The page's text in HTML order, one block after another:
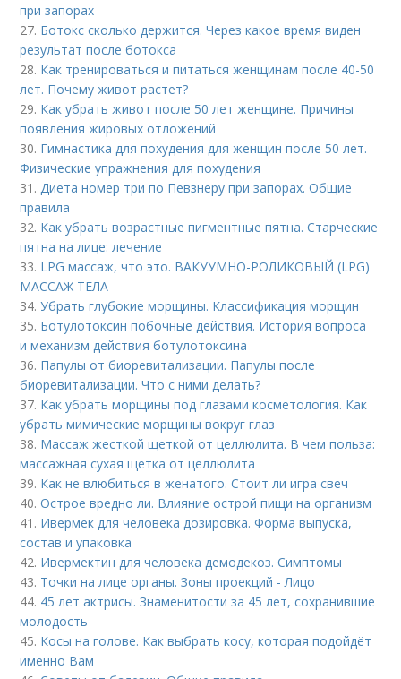
при запорах
27. Ботокс сколько держится. Через какое время виден
результат после ботокса
28. Как тренироваться и питаться женщинам после 40-50
лет. Почему живот растет?
29. Как убрать живот после 50 лет женщине. Причины
появления жировых отложений
30. Гимнастика для похудения для женщин после 50 лет.
Физические упражнения для похудения
31.Диета номер три по Певзнеру при запорах. Общие
правила
32. Как убрать возрастные пигментные пятна. Старческие
пятна на лице: лечение
33. LPG массаж, что это. ВАКУУМНО-РОЛИКОВЫЙ (LPG)
МАССАЖ ТЕЛА
34.Убрать глубокие морщины. Классификация морщин
35. Ботулотоксин побочные действия. История вопроса
и механизм действия ботулотоксина
36. Папулы от биоревитализации. Папулы после
биоревитализации. Что с ними делать?
37. Как убрать морщины под глазами косметология. Как
убрать мимические морщины вокруг глаз
38. Массаж жесткой щеткой от целлюлита. В чем польза:
массажная сухая щетка от целлюлита
39. Как не влюбиться в женатого. Стоит ли игра свеч
40.Острое вредно ли. Влияние острой пищи на организм
41. Ивермек для человека дозировка. Форма выпуска,
состав и упаковка
42. Ивермектин для человека демодекоз. Симптомы
43. Точки на лице органы. Зоны проекций - Лицо
44. 45 лет актрисы. Знаменитости за 45 лет, сохранившие
молодость
45. Косы на голове. Как выбрать косу, которая подойдёт
именно Вам